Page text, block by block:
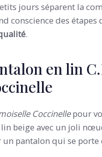
jours séparent la
conscience des étapes
.
en lin
Coccinellepour
beige avec un joli
un pantalon qui se